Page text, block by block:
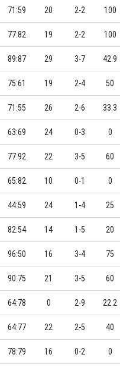
71:59 20 2-2 100
77:82 19 2-2 100
89:87 29 3-7 42.9
75:61 19 2-4 50
71:55 26 2-6 33.3
63:69 24 0-3 0
77:92 22 3-5 60
65:82 10 0-1 0
44:59 24 1-4 25
82:54 14 1-5 20
96:50 16 3-4 75
90:75 21 3-5 60
64:78 0 2-9 22.2
64:77 22 2-5 40
78:79 16 0-2 0